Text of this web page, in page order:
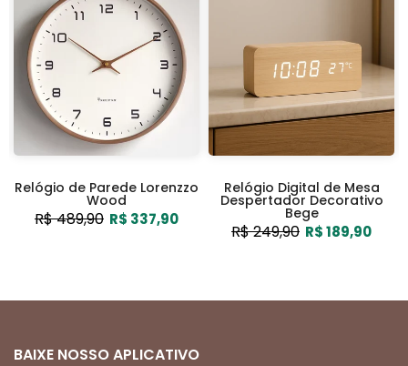
Relógio de Parede Lorenzzo
Wood
R$ 489,90 R$ 337,90
Relógio Digital de Mesa
Despertador Decorativo
Bege
R$ 249,90 R$ 189,90
BAIXE NOSSO APLICATIVO